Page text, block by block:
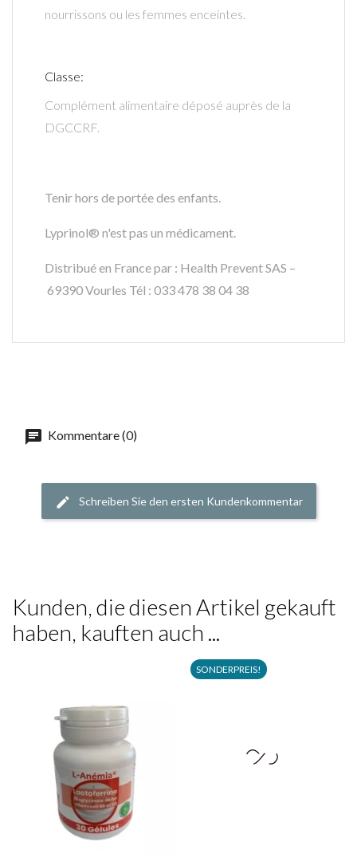
nourrissons ou les femmes enceintes.
Classe:
Complément alimentaire déposé auprès de la
DGCCRF.
Tenir hors de portée des enfants.
Lyprinol® n'est pas un médicament.
Distribué en France par : Health Prevent SAS –
69390 Vourles Tél : 033 478 38 04 38
Kommentare (0)
Schreiben Sie den ersten Kundenkommentar
Kunden, die diesen Artikel gekauft
haben, kauften auch ...
SONDERPREIS!